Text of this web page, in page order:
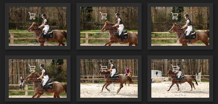
Ajouter au panier Ajouter au panier Ajouter au
Ajouter au panier Ajouter au panier Ajouter au